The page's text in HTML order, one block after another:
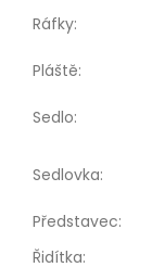
Ráfky:
Pláště:
Sedlo:
Sedlovka:
Představec:
Řidítka: